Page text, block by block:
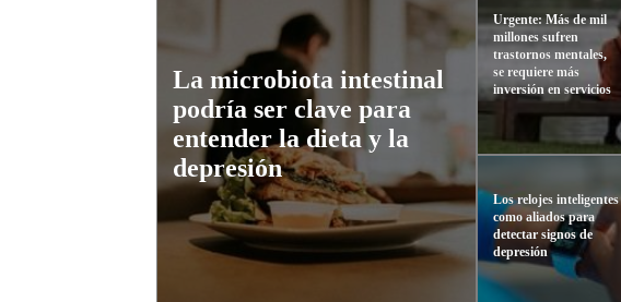
La microbiota intestinal
podría ser clave para
entender la dieta y la
depresión
Urgente: Más de mil
millones sufren
trastornos mentales,
se requiere más
inversión en servicios
Los relojes inteligentes
como aliados para
detectar signos de
depresión